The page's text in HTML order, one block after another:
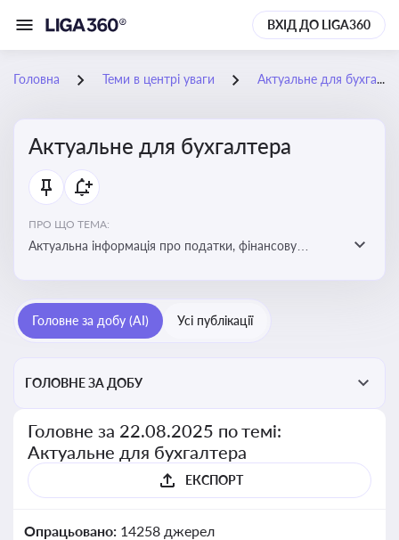
ВХІД ДО LIGA360
Головна Теми в центрі уваги Актуальне для бухгалтера
Актуальне для бухгалтера
ПРО ЩО ТЕМА:
Актуальна інформація про податки, фінансову
підприємств
Головне за добу (AI) Усі публікації
ГОЛОВНЕ ЗА ДОБУ
Головне за 22.08.2025 по темі:
Актуальне для бухгалтера
ЕКСПОРТ
Опрацьовано: 14258 джерел